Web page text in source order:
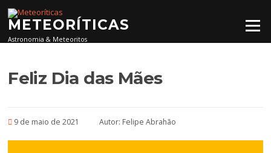
Pular para o conteúdo
METEORÍTICAS
Astronomia & Meteoritos
Menu
Feliz Dia das Mães
9 de maio de 2021 Autor: Felipe Abrahão